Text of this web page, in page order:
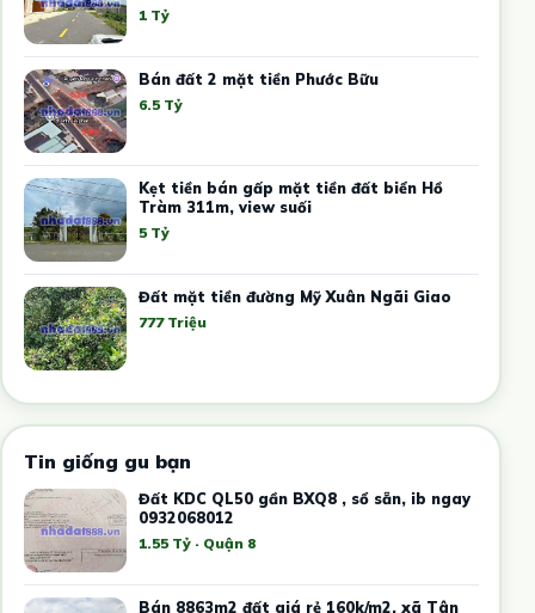
1 Tỷ
Bán đất 2 mặt tiền Phước Bữu
6.5 Tỷ
Kẹt tiền bán gấp mặt tiền đất biển Hồ
Tràm 311m, view suối
5 Tỷ
Đất mặt tiền đường Mỹ Xuân Ngãi Giao
777 Triệu
Tin giống gu bạn
Đất KDC QL50 gần BXQ8 , sổ sẵn, ib ngay
0932068012
1.55 Tỷ · Quận 8
Bán 8863m2 đất giá rẻ 160k/m2, xã Tân